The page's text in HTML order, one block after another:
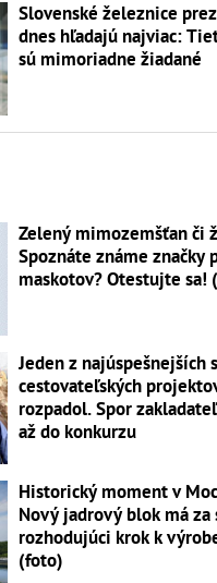
Slovenské železnice
dnes hľadajú najviac:
sú mimoriadne žiadané
Zelený mimozemšťan či
Spoznáte známe značky
maskotov? Otestujte sa!
Jeden z najúspešnejších
cestovateľských
rozpadol. Spor
až do konkurzu
Historický moment v
Nový jadrový blok má za
rozhodujúci krok k
(foto)